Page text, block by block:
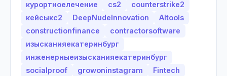
курортноелечение
cs2
counterstrike2
кейсыкс2
DeepNudeInnovation
AItools
constructionfinance
contractorsoftware
изысканияекатеринбург
инженерныеизысканияекатеринбург
socialproof
growoninstagram
Fintech